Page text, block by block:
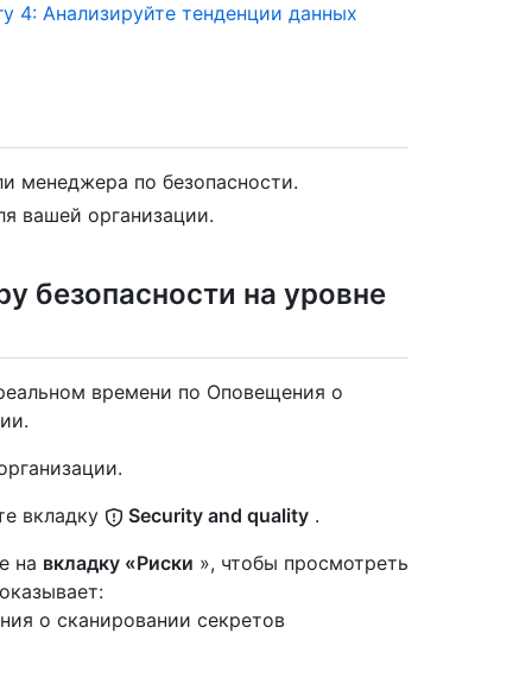
4: Анализируйте тенденции данных
менеджера по безопасности.
вашей организации.
безопасности на уровне
времени по Оповещения о
вкладку
Security and quality .
на вкладку «Риски », чтобы просмотреть
о сканировании секретов